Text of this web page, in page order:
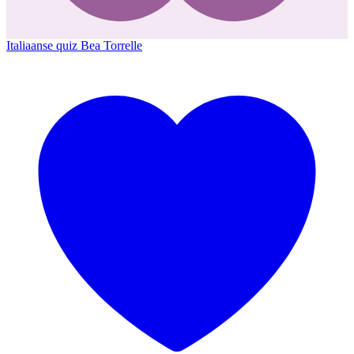
Italiaanse quiz Bea Torrelle